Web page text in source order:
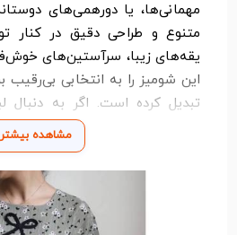
مهمانی‌ها، یا دورهمی‌های
متنوع و طراحی دقیق در کنار
یقه‌های زیبا، سرآستین‌های
این شومیز را به انتخابی بی‌رقیب
تبدیل کرده است. اگر به
راحتی و هم زیبایی را به شما
گزینه‌ای ایده‌آل خواهد بود.
مشاهده بیشتر